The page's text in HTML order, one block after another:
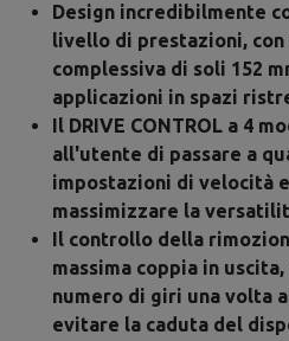
Design incredibilmente
livello di prestazioni, con
complessiva di soli 152
applicazioni in spazi
Il DRIVE CONTROL a 4
all'utente di passare a
impostazioni di velocità
massimizzare la
Il controllo della
massima coppia in
numero di giri una volta
evitare la caduta del